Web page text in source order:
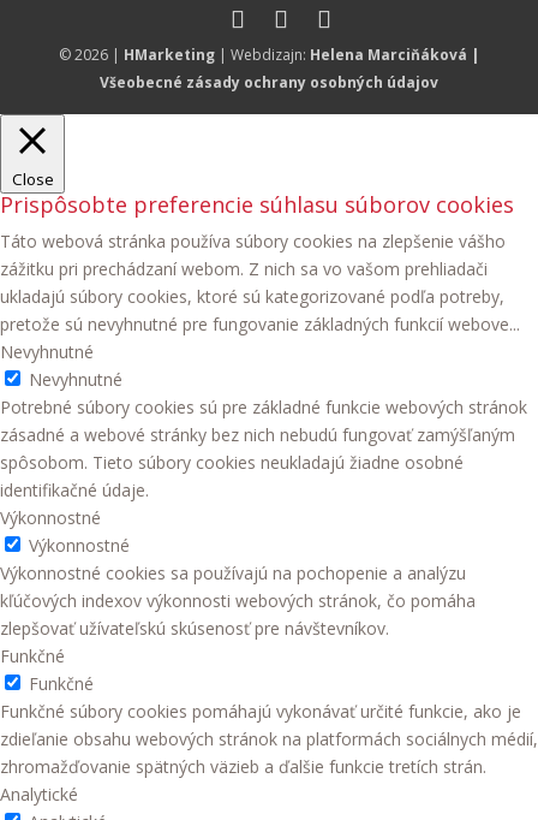
© 2026 | HMarketing| Webdizajn: Helena Marciňáková |
Všeobecné zásady ochrany osobných údajov
Close
Prispôsobte preferencie súhlasu súborov cookies
Táto webová stránka používa súbory cookies na zlepšenie vášho
zážitku pri prechádzaní webom. Z nich sa vo vašom prehliadači
ukladajú súbory cookies, ktoré sú kategorizované podľa potreby,
pretože sú nevyhnutné pre fungovanie základných funkcií webove...
Nevyhnutné
Nevyhnutné
Potrebné súbory cookies sú pre základné funkcie webových stránok
zásadné a webové stránky bez nich nebudú fungovať zamýšľaným
spôsobom. Tieto súbory cookies neukladajú žiadne osobné
identifikačné údaje.
Výkonnostné
Výkonnostné
Výkonnostné cookies sa používajú na pochopenie a analýzu
kľúčových indexov výkonnosti webových stránok, čo pomáha
zlepšovať užívateľskú skúsenosť pre návštevníkov.
Funkčné
Funkčné
Funkčné súbory cookies pomáhajú vykonávať určité funkcie, ako je
zdieľanie obsahu webových stránok na platformách sociálnych médií,
zhromažďovanie spätných väzieb a ďalšie funkcie tretích strán.
Analytické